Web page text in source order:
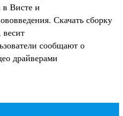
в Висте и
Скачать сборку
сообщают о
драйверами